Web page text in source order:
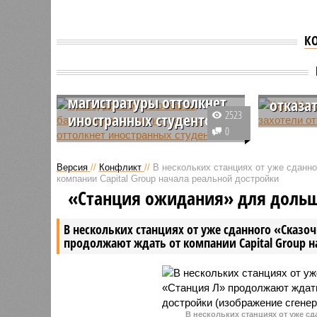
Президент РУДН: отказ от
магистратуры оттолкнет
иностранных студентов
Как полагает президент РУДН
Болонской системы и
возвращение к специалитету
вызовут отток студентов из-за
переориентироваться на
европейские или американские
2523
0
Кейт
Кейт и
хотят
титулов,
Версия // Конфликт // В нескольких станциях от уже
компании Capital Group начала реальной достройки
В нескольких станциях от уже сданного
продолжают ждать от компании Capital Group
«Станция ожидания» для
В нескольких станциях от уже